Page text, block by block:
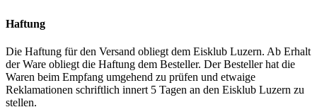
Haftung
Die Haftung für den Versand obliegt dem Eisklub Luzern. Ab Erhalt
der Ware obliegt die Haftung dem Besteller. Der Besteller hat die
Waren beim Empfang umgehend zu prüfen und etwaige
Reklamationen schriftlich innert 5 Tagen an den Eisklub Luzern zu
stellen.